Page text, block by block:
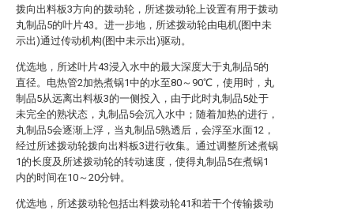
拨向出料板3方向的拨动轮，所述拨动轮上设置有用于拨动
丸制品5的叶片43。进一步地，所述拨动轮由电机(图中未
示出)通过传动机构(图中未示出)驱动。
优选地，所述叶片43浸入水中的最大深度大于丸制品5的
直径。电热管2加热煮锅1中的水至80～90℃，使用时，丸
制品5从远离出料板3的一侧投入，由于此时丸制品5处于
未完全的熟状态，丸制品5会沉入水中；随着加热的进行，
丸制品5会逐渐上浮，当丸制品5熟透后，会浮至水面12，
经过所述拨动轮拨向出料板3进行收集。通过调整所述煮锅
1的长度及所述拨动轮的转动速度，使得丸制品5在煮锅1
内的时间在10～20分钟。
优选地，所述拨动轮包括出料拨动轮41和若干个传输拨动